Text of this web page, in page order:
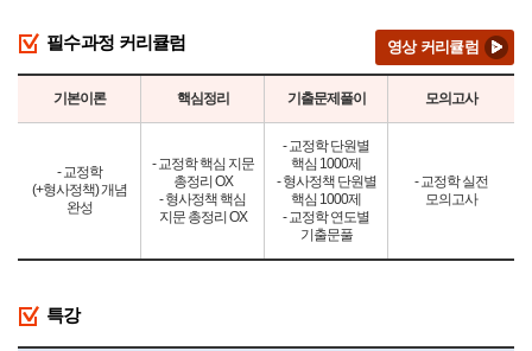
필수과정 커리큘럼 영상 커리큘럼
기본이론 핵심정리 기출문제풀이 모의고사
- 교정학
(+형사정책) 개념
완성
- 교정학 핵심 지문
총정리 OX
- 형사정책 핵심
지문 총정리 OX
- 교정학 단원별
핵심 1000제
- 형사정책 단원별
핵심 1000제
- 교정학 연도별
기출문풀
- 교정학 실전
모의고사
특강